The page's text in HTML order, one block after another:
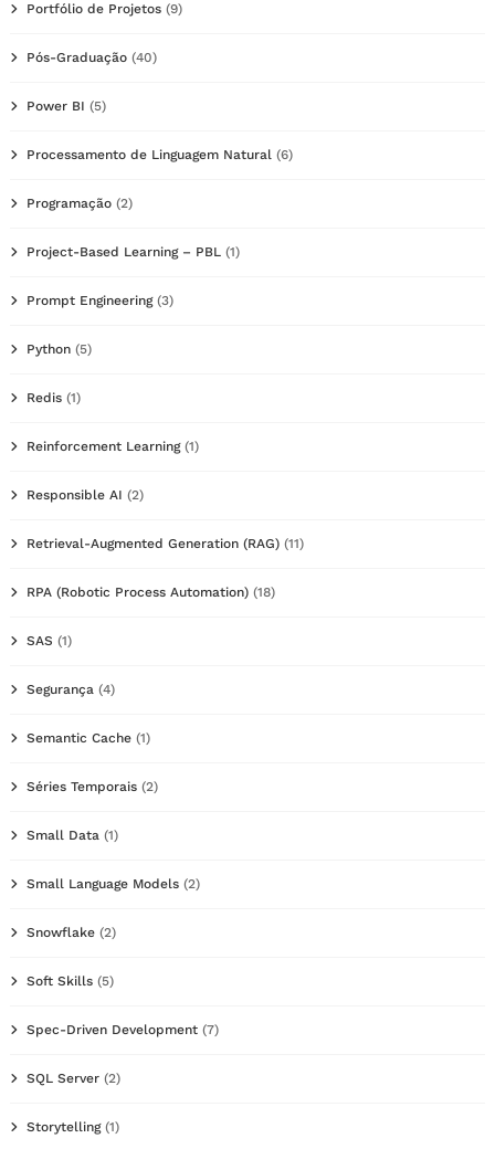
Portfólio de Projetos (9)
Pós-Graduação (40)
Power BI (5)
Processamento de Linguagem Natural (6)
Programação (2)
Project-Based Learning – PBL (1)
Prompt Engineering(3)
Python (5)
Redis (1)
Reinforcement Learning(1)
Responsible AI (2)
Retrieval-Augmented Generation (RAG) (11)
RPA (Robotic Process Automation) (18)
SAS (1)
Segurança (4)
Semantic Cache (1)
Séries Temporais (2)
Small Data (1)
Small Language Models (2)
Snowflake (2)
Soft Skills (5)
Spec-Driven Development (7)
SQL Server (2)
Storytelling(1)